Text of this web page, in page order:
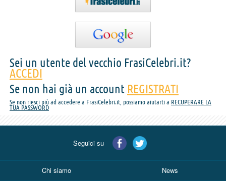
Sei un utente del vecchio FrasiCelebri.it?
ACCEDI
Se non hai già un account REGISTRATI
Se non riesci più ad accedere a FrasiCelebri.it, possiamo aiutarti a RECUPERARE LA
TUA PASSWORD
Seguici su
Chi siamo News